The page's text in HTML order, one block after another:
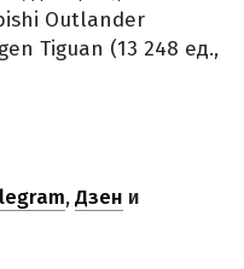
Outlander
Tiguan (13 248 ед.,
,Дзен и